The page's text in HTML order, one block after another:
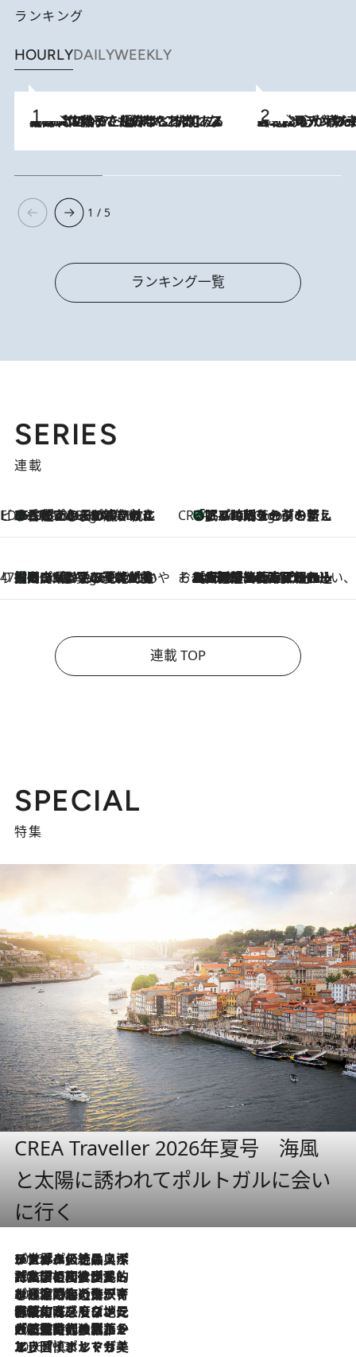
ランキング
HOURLYDAILYWEEKLY
2026.8.5
【阿川佐和子さんの年とる力】なぜ70代で始めた趣味は“こんなに楽しい”のか？ ピアノ、俳句…スランプに陥っても続けられる“ある秘訣”とは 2026.8.8
《北欧の人々の幸福度が高いのは…》元デンマーク親善大使が出会った“心が満たされる暮らし”「いいかげんにヒュッゲしなさい！」
1 / 5
ランキング一覧
SERIES
連載
ビューティいいもの集め EDITORS' BEST
5 Hours Ago
35℃超えの日の夜、枕にひと吹き！ BAUMのルームスプレーが、ひのきの香りで心まで解きほぐす CREA'S CHOICE
5 Hours Ago
「眠る時刻をセットする」——眠りの前を整える、バルミューダの新しいアプローチ
47都道府県の手みやげ ひんやりスイーツで夏を満喫
5 Hours Ago
【岡山県】この夏絶対食べたい 冷やしておいしいおやつ3選 フルーツが主役のプリンやアイスが勢揃い そおだよおこの関西おいしい、おやつ紀行
2026.8.9
［大阪府箕面市］一皿一皿目の前で仕上げられる、料理を巧みに組み込んだアシェットデセールコース「ミチル アシェット デセール（Michiru assiette dessert）」
連載 TOP
SPECIAL
特集
CREA Traveller 2026年夏号 海風
と太陽に誘われてポルトガルに会い
に行く
2026.8.8
リスボンの絶品スイーツ「パステル・デ・ナタ」とは？ポルトガル伝統の奥深い世界へ
2026.7.27
「私の祖国はポルトガル語です」国民的詩人フェルナンド・ペソアと、彼が愛した文学の街を歩く
2026.7.26
ポルトガル近海が育む極上の海の幸。キリリと冷えた白ワインと愉しむ、シーフード専門店の贅沢
2026.7.22
伝統の味をモダンに昇華。高感度な地元客が集う、リスボンの最旬ガストロノミー
2026.7.21
大航海時代の栄華から、震災、独裁、そして革命へ。ポルトガル・首都リスボンの石畳に刻まれた「歴史の光と影」
2026.7.13
エッセイ・ヤマザキマリ「慎ましくも美しき国 ポルトガル」